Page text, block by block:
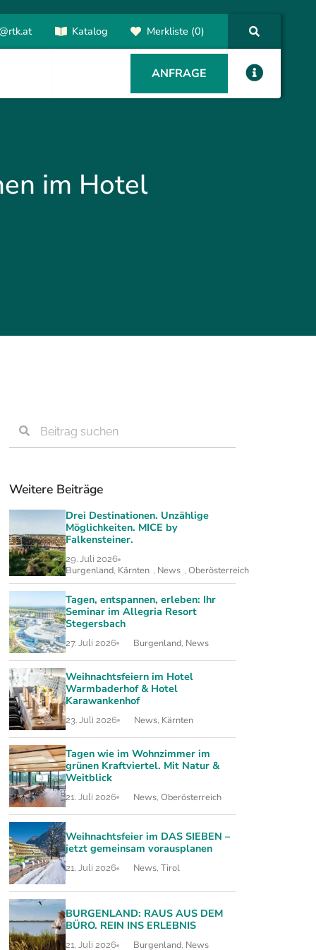
Katalog Merkliste (0)
ANFRAGE
im Hotel
Weitere Beiträge
Drei Destinationen. Unzählige
Möglichkeiten. MICE by
Falkensteiner.
29. Juli 2026
Burgenland, Kärnten , News , Oberösterreich
Tagen, entspannen, erleben: Ihr
Seminar im Allegria Resort
Stegersbach
27. Juli 2026 Burgenland News
Weihnachtsfeiern im Hotel
Warmbaderhof & Hotel
Karawankenhof
23. Juli 2026 News Kärnten
Tagen wie im Wohnzimmer im
grünen Kraftviertel. Mit Natur &
Weitblick
21. Juli 2026 News Oberösterreich
Weihnachtsfeier im DAS SIEBEN –
jetzt gemeinsam vorausplanen
21. Juli 2026 News, Tirol
BURGENLAND: RAUS AUS DEM
BÜRO. REIN INS ERLEBNIS
21. Juli 2026 Burgenland, News